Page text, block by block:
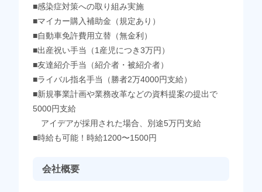
■感染症対策への取り組み実施
■マイカー購入補助金（規定あり）
■自動車免許費用立替（無金利）
■出産祝い手当（1産児につき3万円）
■友達紹介手当（紹介者・被紹介者）
■ライバル指名手当（勝者2万4000円支給）
■新規事業計画や業務改革などの資料提案の提出で
5000円支給
アイデアが採用された場合、別途5万円支給
■時給も可能！時給1200〜1500円
会社概要